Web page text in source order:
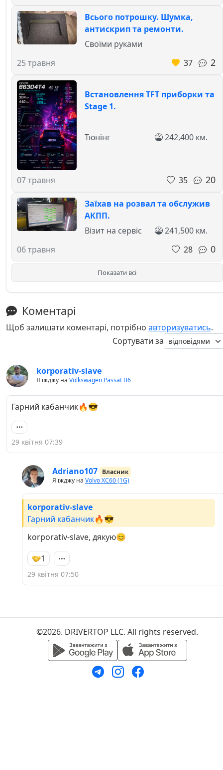
Всього потрошку. Шумка,
антискрип та ремонти.
25 травня
Своїми руками
37
2
Встановлення TFT приборки та
Stage 1.
07 травня
Тюнінг 242,400 км.
35 20
Заїхав на розвал та обслужив
АКПП.
06 травня
Візит на сервіс
241,500 км.
28
0
Показати всі
Коментарі
Щоб залишати коментарі, потрібно авторизуватись.
Сортувати за
korporativ-slave
Я їжджу на Volkswagen Passat B6
Гарний кабанчик🔥😎
29 квітня 07:39
Adriano107 Власник
Я їжджу на Volvo XC60 (1G)
korporativ-slave
Гарний кабанчик🔥😎
korporativ-slave, дякую😊
1
29 квітня 07:50
©2026. DRIVERTOP LLC. All rights reserved.